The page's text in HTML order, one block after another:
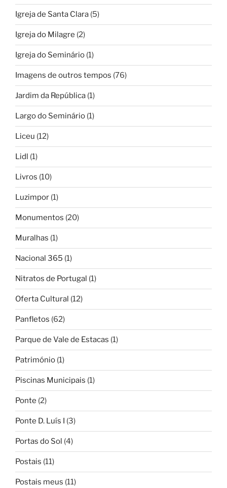
Igreja de Santa Clara (5)
Igreja do Milagre (2)
Igreja do Seminário (1)
Imagens de outros tempos (76)
Jardim da República (1)
Largo do Seminário (1)
Liceu (12)
Lidl (1)
Livros (10)
Luzimpor (1)
Monumentos (20)
Muralhas (1)
Nacional 365 (1)
Nitratos de Portugal (1)
Oferta Cultural (12)
Panfletos (62)
Parque de Vale de Estacas (1)
Património (1)
Piscinas Municipais (1)
Ponte (2)
Ponte D. Luís I (3)
Portas do Sol (4)
Postais (11)
Postais meus (11)